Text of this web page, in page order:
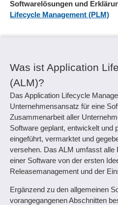
Softwarelösungen und
Lifecycle Management (PLM)
Was ist Application
(ALM)?
Das Application Lifecycle
Unternehmensansatz für eine
Zusammenarbeit aller
Software geplant, entwickelt und
eingeführt, vermarktet und
versehen. Das ALM umfasst alle
einer Software von der ersten
Releasemanagement und der
Ergänzend zu den allgemeinen
vorangegangenen Abschnitten